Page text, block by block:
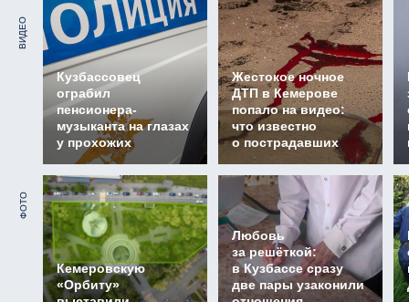
ВИДЕО
Кузбассовец
ограбил
пенсионера-
музыканта на глазах
у прохожих
Жестокое ночное
ДТП в Кемерове
попало на видео:
что известно
о пострадавших
ФОТО
Кемеровскую
«Орбиту»
Любовь
за решёткой:
в Кузбассе сразу
две пары узаконили